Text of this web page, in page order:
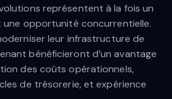
représentent à la fois un
une opportunité concurrentielle.
leur infrastructure de
bénéficieront d’un avantage
des coûts opérationnels,
de trésorerie, et expérience